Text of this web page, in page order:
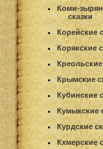
Коми-
сказки
Корейские
Корякские
Креольские
Крымские
Кубинские
Кумыкские
Курдские
Кхмерские